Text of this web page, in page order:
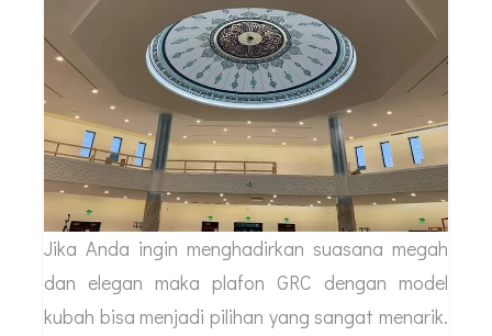
Jika Anda ingin menghadirkan suasana megah
dan elegan maka plafon GRC dengan model
kubah bisa menjadi pilihan yang sangat menarik.